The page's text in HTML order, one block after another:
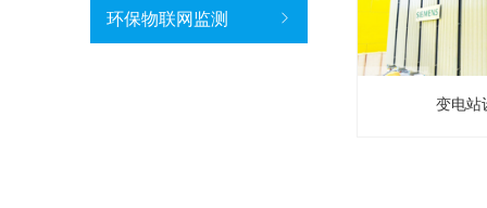
环保物联网监测
变电站